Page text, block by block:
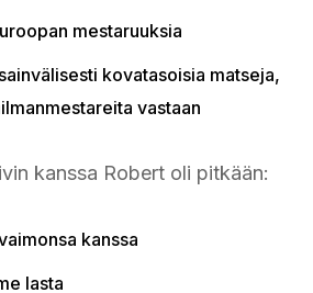
mestaruuksia
kovatasoisia matseja,
vastaan
kanssa Robert oli pitkään:
kanssa
lasta